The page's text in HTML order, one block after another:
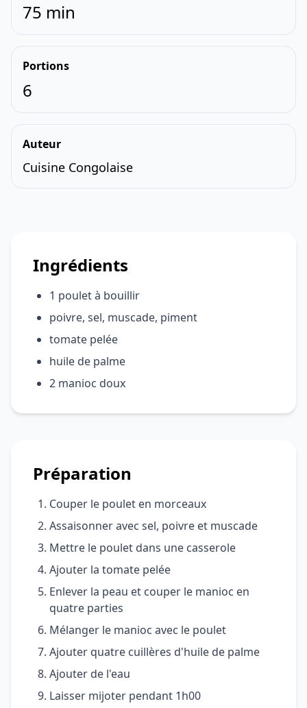
75 min
Portions
6
Auteur
Cuisine Congolaise
Ingrédients
1 poulet à bouillir
poivre, sel, muscade, piment
tomate pelée
huile de palme
2 manioc doux
Préparation
Couper le poulet en morceaux
Assaisonner avec sel, poivre et muscade
Mettre le poulet dans une casserole
Ajouter la tomate pelée
Enlever la peau et couper le manioc en
quatre parties
Mélanger le manioc avec le poulet
Ajouter quatre cuillères d'huile de palme
Ajouter de l'eau
Laisser mijoter pendant 1h00